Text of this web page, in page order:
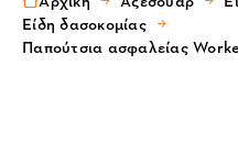
Είδη δασοκομίας
Παπούτσια ασφαλείας